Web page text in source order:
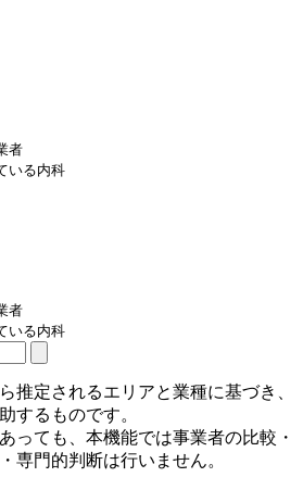
者
いる内科
者
いる内科
推定されるエリアと業種に基づき、
するものです。
っても、本機能では事業者の比較・
専門的判断は行いません。